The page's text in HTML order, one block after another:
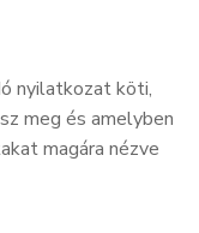
nyilatkozat köti,
meg és amelyben
magára nézve